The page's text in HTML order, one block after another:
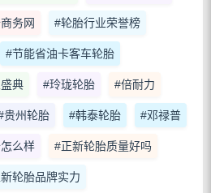
务网 #轮胎行业荣誉榜
#节能省油卡客车轮胎
典 #玲珑轮胎 #倍耐力
贵州轮胎 #韩泰轮胎 #邓禄普
么样 #正新轮胎质量好吗
轮胎品牌实力